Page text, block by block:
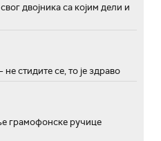
двојника са којим дели и
стидите се, то је здраво
грамофонске ручице